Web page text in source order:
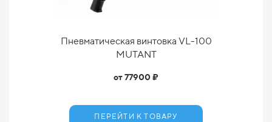
Пневматическая винтовка VL-100
MUTANT
от 77900 ₽
ПЕРЕЙТИ К ТОВАРУ